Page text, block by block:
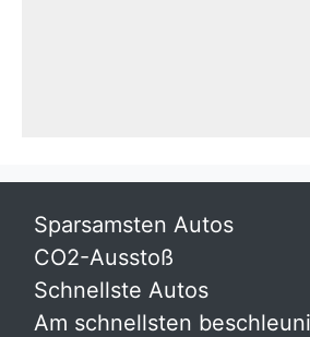
Sparsamsten Autos
CO2-Ausstoß
Schnellste Autos
Am schnellsten